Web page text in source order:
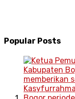
Popular Posts